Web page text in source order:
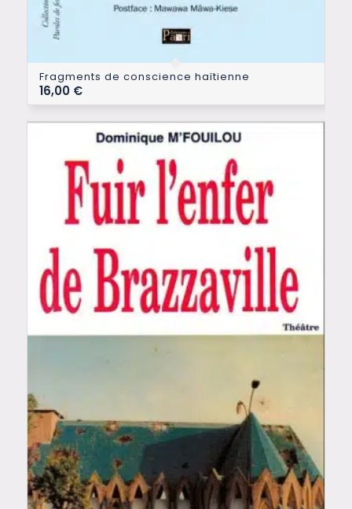
Fragments de conscience haïtienne
16,00 €